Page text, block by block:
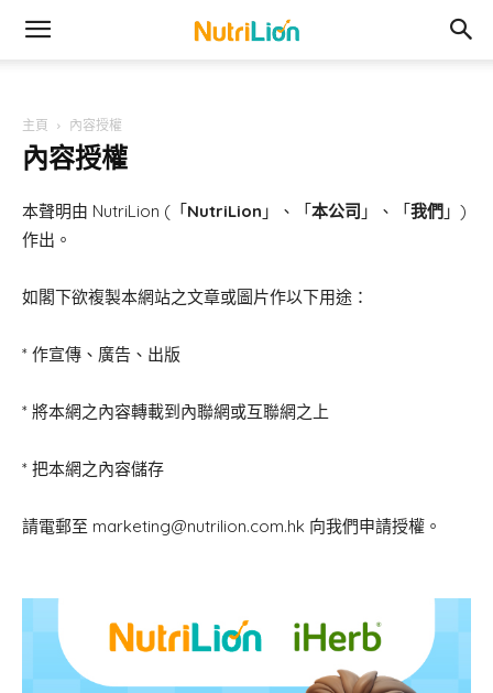
主頁 內容授權
內容授權
本聲明由 NutriLion (「NutriLion 」、「本公司 」、「我們 」)
作出。
如閣下欲複製本網站之文章或圖片作以下用途：
* 作宣傳、廣告、出版
* 將本網之內容轉載到內聯網或互聯網之上
* 把本網之內容儲存
請電郵至 marketing@nutrilion.com.hk 向我們申請授權。